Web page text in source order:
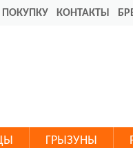
ПОКУПКУ КОНТАКТЫ
ГРЫЗУНЫ